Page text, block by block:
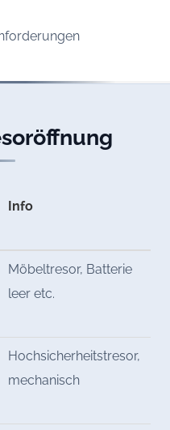
Info
Möbeltresor, Batterie
leer etc.
Hochsicherheitstresor,
mechanisch